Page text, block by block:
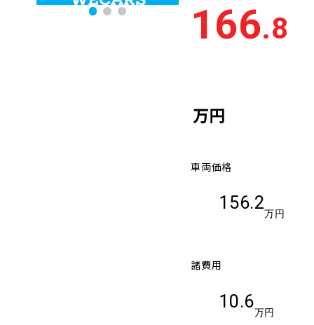
166.8
万円
車両価格
156.2
万円
諸費用
10.6
万円